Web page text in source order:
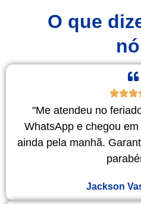
O que
"Me atendeu no
WhatsApp e chegou
ainda pela manhã.
Jackson